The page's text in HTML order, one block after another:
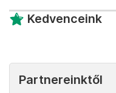
Kedvenceink
Partnereinktől